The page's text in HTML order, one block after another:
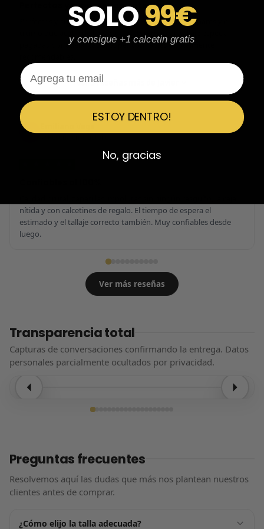
Perfectos y súper serios y atentos
Perfectos y súper serios y atentos. He comprado 5 pares y el
pagadas por adelantado. Súper confiables y totalmente
Ver 3 reseñas más de Javier
EV
nítida y con calcetines de regalo. El tiempo de espera el
estimado y el tallaje correcto también. Muy confiables desde
luego.
Ver más reseñas
Transparencia total
Capturas de conversaciones confirmando la entrega. Datos
personales parcialmente ocultados por privacidad.
Preguntas frecuentes
Resolvemos aquí las dudas que más nos plantean nuestros
clientes antes de comprar.
¿Cómo elijo la talla adecuada?
SOLO99€
y consigue +1 calcetin gratis
Email
ESTOY DENTRO!
No, gracias